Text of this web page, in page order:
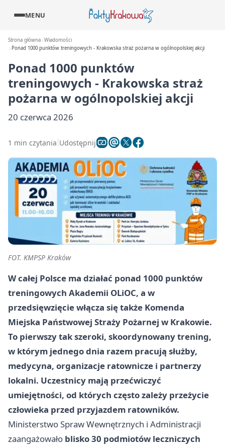
MENU
Strona główna Wiadomości
Ponad 1000 punktów treningowych - Krakowska straż pożarna w ogólnopolskiej akcji
Ponad 1000 punktów
treningowych - Krakowska straż
pożarna w ogólnopolskiej akcji
20 czerwca 2026
1 min czytania Udostępnij
FOT. KMPSP Kraków
W całej Polsce ma działać ponad 1000 punktów
treningowych Akademii OLiOC, a w
przedsięwzięcie włącza się także Komenda
Miejska Państwowej Straży Pożarnej w Krakowie.
To pierwszy tak szeroki, skoordynowany trening,
w którym jednego dnia razem pracują służby,
medycyna, organizacje ratownicze i partnerzy
lokalni. Uczestnicy mają przećwiczyć
umiejętności, od których często zależy przeżycie
człowieka przed przyjazdem ratowników.
Ministerstwo Spraw Wewnętrznych i Administracji
zaangażowało blisko 30 podmiotów leczniczych